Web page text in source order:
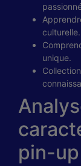
culturelle.
unique.
pin-up